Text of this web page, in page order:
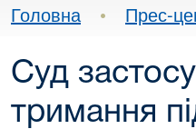
Головна • Прес-
Суд
тримання